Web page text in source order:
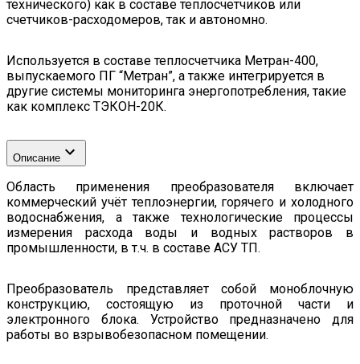
технического) как в составе теплосчетчиков или
счетчиков-расходомеров, так и автономно.
Используется в составе теплосчетчика Метран-400,
выпускаемого ПГ “Метран”, а также интегрируется в
другие системы мониторинга энергопотребления, такие
как комплекс ТЭКОН-20К.
Описание
Область применения преобразователя включает
коммерческий учёт теплоэнергии, горячего и холодного
водоснабжения, а также технологические процессы
измерения расхода воды и водных растворов в
промышленности, в т.ч. в составе АСУ ТП.
Преобразователь представляет собой моноблочную
конструкцию, состоящую из проточной части и
электронного блока. Устройство предназначено для
работы во взрывобезопасном помещении.